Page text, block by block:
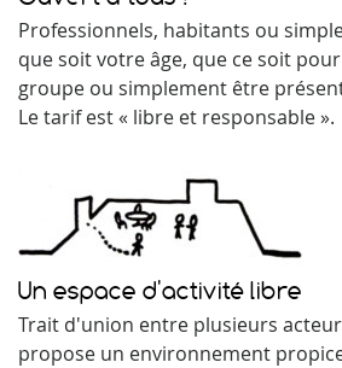
Professionnels, habitants ou
que soit votre âge, que ce soit
groupe ou simplement être
Le tarif est « libre et responsable ».
Un espace d'activité libre
Trait d'union entre plusieurs
propose un environnement